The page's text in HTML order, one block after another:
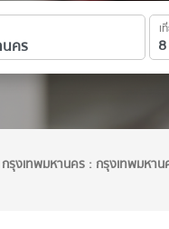
เ
กรุงเทพมหานคร : กรุงเทพมหาน